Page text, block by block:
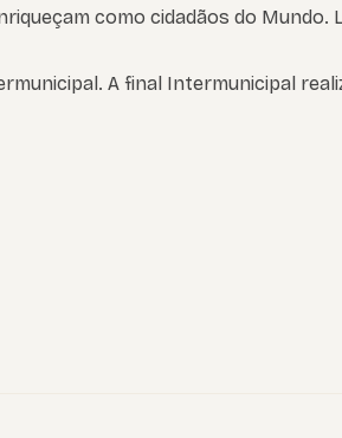
como cidadãos do Mundo.
A final Intermunicipal